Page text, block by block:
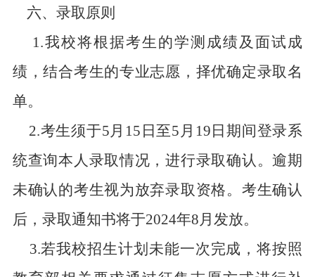
六、录取原则
1.我校将根据考生的学测成绩及面试成
绩，结合考生的专业志愿，择优确定录取名
单。
2.考生须于5月15日至5月19日期间登录系
统查询本人录取情况，进行录取确认。逾期
未确认的考生视为放弃录取资格。考生确认
后，录取通知书将于2024年8月发放。
3.若我校招生计划未能一次完成，将按照